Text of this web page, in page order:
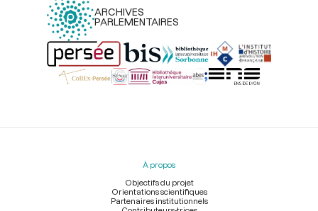
ARCHIVES
PARLEMENTAIRES
Menu
À propos
Objectifs du projet
Orientations scientifiques
Partenaires institutionnels